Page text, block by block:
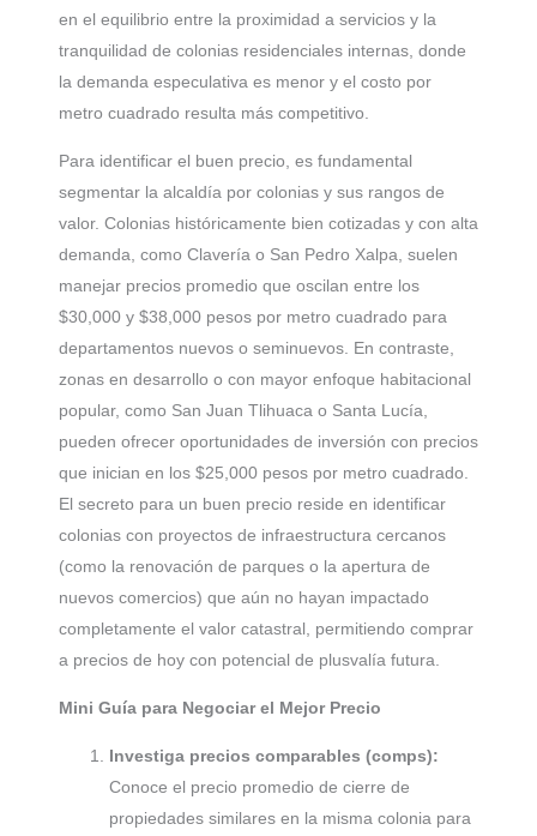
en el equilibrio entre la proximidad a servicios y la
tranquilidad de colonias residenciales internas, donde
la demanda especulativa es menor y el costo por
metro cuadrado resulta más competitivo.
Para identificar el buen precio, es fundamental
segmentar la alcaldía por colonias y sus rangos de
valor. Colonias históricamente bien cotizadas y con alta
demanda, como Clavería o San Pedro Xalpa, suelen
manejar precios promedio que oscilan entre los
$30,000 y $38,000 pesos por metro cuadrado para
departamentos nuevos o seminuevos. En contraste,
zonas en desarrollo o con mayor enfoque habitacional
popular, como San Juan Tlihuaca o Santa Lucía,
pueden ofrecer oportunidades de inversión con precios
que inician en los $25,000 pesos por metro cuadrado.
El secreto para un buen precio reside en identificar
colonias con proyectos de infraestructura cercanos
(como la renovación de parques o la apertura de
nuevos comercios) que aún no hayan impactado
completamente el valor catastral, permitiendo comprar
a precios de hoy con potencial de plusvalía futura.
Mini Guía para Negociar el Mejor Precio
Investiga precios comparables (comps):
Conoce el precio promedio de cierre de
propiedades similares en la misma colonia para